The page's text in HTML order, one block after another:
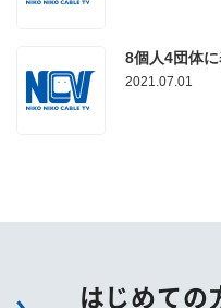
8個人4団体
2021.07.01
はじめての